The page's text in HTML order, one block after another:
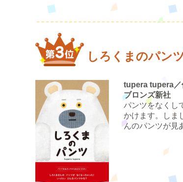
しろくまのパン
tupera tupera／
ブロンズ新社
パンツをなくし
かけます。しま
んのパンツが見